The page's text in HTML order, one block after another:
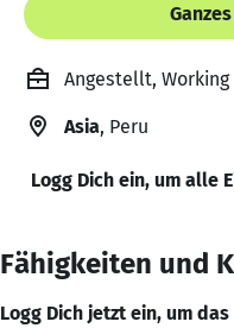
Angestellt,
Asia, Peru
Logg Dich ein, um alle
Fähigkeiten und
Logg Dich jetzt ein, um